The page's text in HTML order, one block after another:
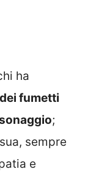
ha
fumetti
;
sempre
e